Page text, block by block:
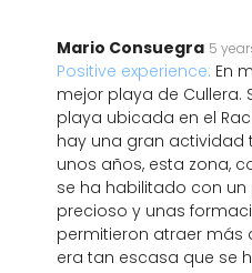
Mario Consuegra 5
Positive experience: En
mejor playa de Cullera.
playa ubicada en el
hay una gran actividad
unos años, esta zona,
se ha habilitado con
precioso y unas
permitieron atraer más
era tan escasa que se